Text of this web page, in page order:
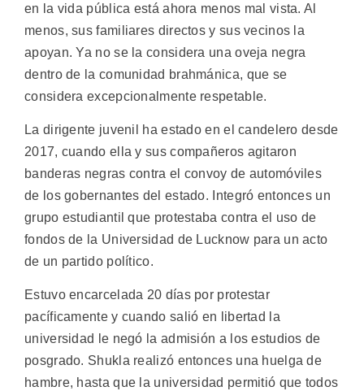
en la vida pública está ahora menos mal vista. Al
menos, sus familiares directos y sus vecinos la
apoyan. Ya no se la considera una oveja negra
dentro de la comunidad brahmánica, que se
considera excepcionalmente respetable.
La dirigente juvenil ha estado en el candelero desde
2017, cuando ella y sus compañeros agitaron
banderas negras contra el convoy de automóviles
de los gobernantes del estado. Integró entonces un
grupo estudiantil que protestaba contra el uso de
fondos de la Universidad de Lucknow para un acto
de un partido político.
Estuvo encarcelada 20 días por protestar
pacíficamente y cuando salió en libertad la
universidad le negó la admisión a los estudios de
posgrado. Shukla realizó entonces una huelga de
hambre, hasta que la universidad permitió que todos